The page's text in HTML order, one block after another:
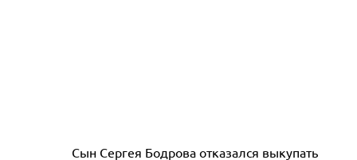
Сын Сергея Бодрова отказался выкупать